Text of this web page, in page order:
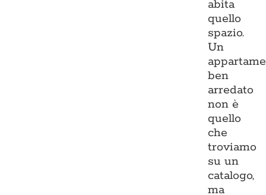
abita
quello
spazio.
Un
ben
arredato
non è
quello
che
troviamo
su un
catalogo,
ma